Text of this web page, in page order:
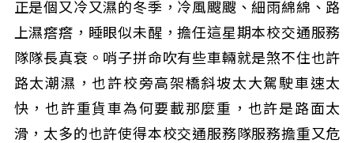
正是個又冷又濕的冬季，冷風颼颼、細雨綿綿、路
上濕瘩瘩，睡眼似未醒，擔任這星期本校交通服務
隊隊長真衰。哨子拼命吹有些車輛就是煞不住也許
路太潮濕，也許校旁高架橋斜坡太大駕駛車速太
快，也許重貨車為何要載那麼重，也許是路面太
滑，太多的也許使得本校交通服務隊服務擔重又危